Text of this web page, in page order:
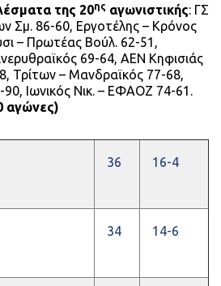
της 20ης αγωνιστικής: ΓΣ
Σμ. 86-60, Εργοτέλης – Κρόνος
– Πρωτέας Βούλ. 62-51,
69-64, ΑΕΝ Κηφισιάς
Τρίτων – Μανδραϊκός 77-68,
Ιωνικός Νικ. – ΕΦΑΟΖ 74-61.
αγώνες)
36 16-4
34 14-6